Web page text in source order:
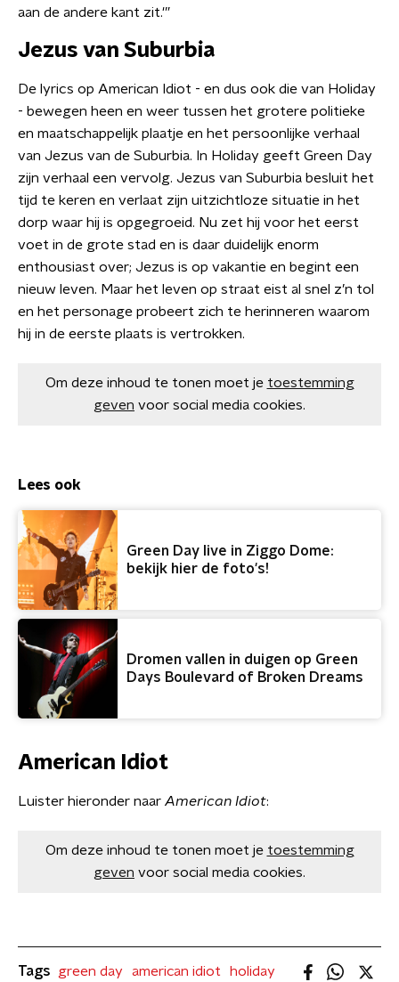
aan de andere kant zit.'”
Jezus van Suburbia
De lyrics op American Idiot - en dus ook die van Holiday
- bewegen heen en weer tussen het grotere politieke
en maatschappelijk plaatje en het persoonlijke verhaal
van Jezus van de Suburbia. In Holiday geeft Green Day
zijn verhaal een vervolg. Jezus van Suburbia besluit het
tijd te keren en verlaat zijn uitzichtloze situatie in het
dorp waar hij is opgegroeid. Nu zet hij voor het eerst
voet in de grote stad en is daar duidelijk enorm
enthousiast over; Jezus is op vakantie en begint een
nieuw leven. Maar het leven op straat eist al snel z’n tol
en het personage probeert zich te herinneren waarom
hij in de eerste plaats is vertrokken.
Om deze inhoud te tonen moet je toestemming
geven voor social media cookies.
Lees ook
Green Day live in Ziggo Dome:
bekijk hier de foto's!
Dromen vallen in duigen op Green
Days Boulevard of Broken Dreams
American Idiot
Luister hieronder naar American Idiot:
Om deze inhoud te tonen moet je toestemming
geven voor social media cookies.
Tags green day american idiot
holiday